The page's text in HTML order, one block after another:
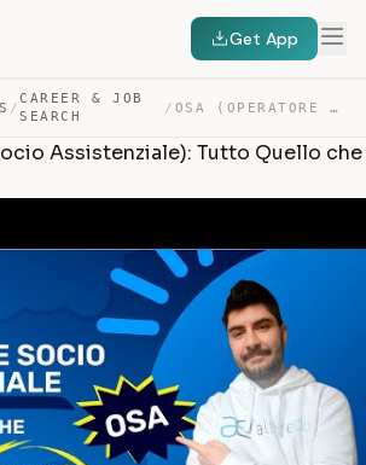
Get App
/
CAREER & JOB
SEARCH
/ OSA (OPERATORE SOCIO ASSISTENZIALE): TUTTO QUELLO CHE D… — TRANSCRIPT
Assistenziale): Tutto Quello che